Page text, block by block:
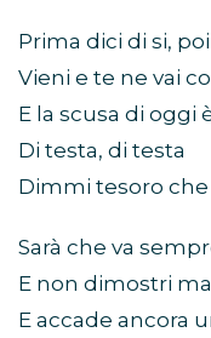
Prima dici di si,
Vieni e te ne vai
E la scusa di oggi
Di testa, di testa
Dimmi tesoro
Sarà che va
E non dimostri
E accade ancora